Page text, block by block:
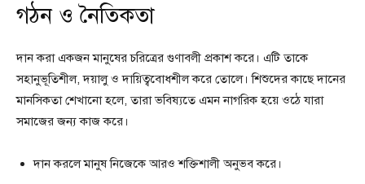
গঠন ও নৈতিকতা
দান করা একজন মানুষের চরিত্রের গুণাবলী প্রকাশ করে। এটি তাকে
সহানুভূতিশীল, দয়ালু ও দায়িত্ববোধশীল করে তোলে। শিশুদের কাছে দানের
মানসিকতা শেখানো হলে, তারা ভবিষ্যতে এমন নাগরিক হয়ে ওঠে যারা
সমাজের জন্য কাজ করে।
দান করলে মানুষ নিজেকে আরও শক্তিশালী অনুভব করে।